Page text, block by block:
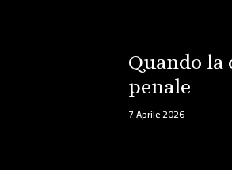
Quando
penale
7 Aprile 2026